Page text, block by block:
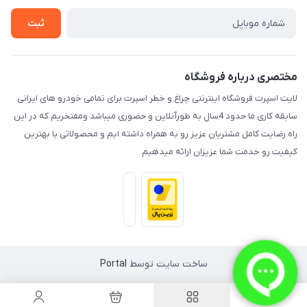
ثبت
مختصری درباره فروشگاه
لایت اسپرت فروشگاه اینترنتی چراغ و خطر اسپرت برای تمامی خودرو های ایرانی
سابقه کاری ما حدود 4سال به طورآنلاین و حضوری میباشد ومفتخریم که در این
راه رضایت کامل مشتریان عزیز رو به همراه داشته ایم و محصولاتی با بهترین
کیفیت رو خدمت شما عزیزان ارائه میدهیم
ساخت سایت توسط Portal